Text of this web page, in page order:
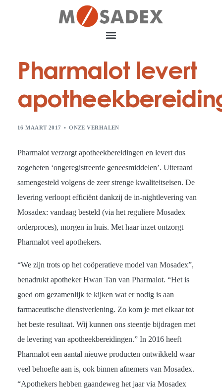
Pharmalot levert
16 MAART 2017 ONZE VERHALEN
Pharmalot verzorgt apotheekbereidingen en levert dus
zogeheten ‘ongeregistreerde geneesmiddelen’. Uiteraard
samengesteld volgens de zeer strenge kwaliteitseisen. De
levering verloopt efficiënt dankzij de in-nightlevering van
Mosadex: vandaag besteld (via het reguliere Mosadex
orderproces), morgen in huis. Met haar inzet ontzorgt
Pharmalot veel apothekers.
“We zijn trots op het coöperatieve model van Mosadex”,
benadrukt apotheker Hwan Tan van Pharmalot. “Het is
goed om gezamenlijk te kijken wat er nodig is aan
farmaceutische dienstverlening. Zo kom je met elkaar tot
het beste resultaat. Wij kunnen ons steentje bijdragen met
de levering van apotheekbereidingen.” In 2016 heeft
Pharmalot een aantal nieuwe producten ontwikkeld waar
veel behoefte aan is, ook binnen afnemers van Mosadex.
“Apothekers hebben gaandeweg het jaar via ­Mosadex